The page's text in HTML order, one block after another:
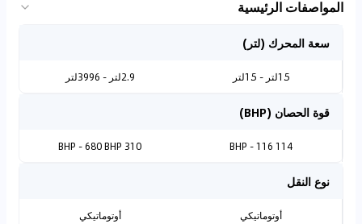
المواصفات الرئيسية
سعة المحرك (لتر)
1.5لتر - 1.5لتر 2.9لتر - 3996لتر
قوة الحصان (BHP)
114 BHP - 116
310 BHP - 680 BHP
نوع النقل
أوتوماتيكي أوتوماتيكي